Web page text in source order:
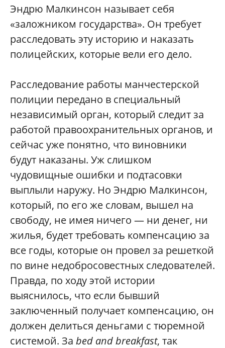
Эндрю Малкинсон называет себя
«заложником государства». Он требует
расследовать эту историю и наказать
полицейских, которые вели его дело.
Расследование работы манчестерской
полиции передано в специальный
независимый орган, который следит за
работой правоохранительных органов, и
сейчас уже понятно, что виновники
будут наказаны. Уж слишком
чудовищные ошибки и подтасовки
выплыли наружу. Но Эндрю Малкинсон,
который, по его же словам, вышел на
свободу, не имея ничего — ни денег, ни
жилья, будет требовать компенсацию за
все годы, которые он провел за решеткой
по вине недобросовестных следователей.
Правда, по ходу этой истории
выяснилось, что если бывший
заключенный получает компенсацию, он
должен делиться деньгами с тюремной
системой. За bed and breakfast, так